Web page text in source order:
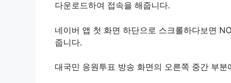
다운로드하여 접속을 해줍니다.
네이버 앱 첫 화면 하단으로 스크롤하다보면
줍니다.
대국민 응원투표 방송 화면의 오른쪽 중간 부분